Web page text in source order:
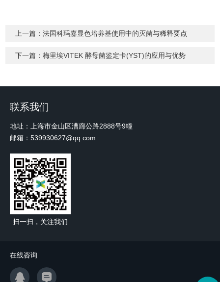
上一篇：法国科玛嘉显色培养基使用中的灭菌与稀释要点
下一篇：梅里埃VITEK 酵母菌鉴定卡(YST)的应用与优势
联系我们
地址：上海市金山区漕廊公路2888号9幢
邮箱：539930627@qq.com
扫一扫，关注我们
在线咨询